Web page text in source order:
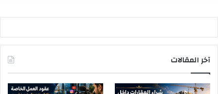
آخر المقالات